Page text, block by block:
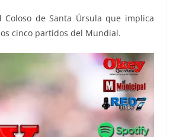
de Santa Úrsula que implica
cinco partidos del Mundial.